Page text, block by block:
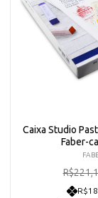
Caixa Studio
Faber-